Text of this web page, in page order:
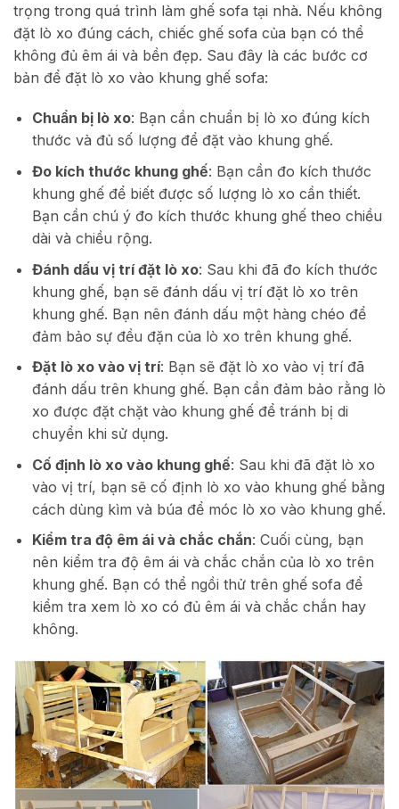
trọng trong quá trình làm ghế sofa tại nhà. Nếu không
đặt lò xo đúng cách, chiếc ghế sofa của bạn có thể
không đủ êm ái và bền đẹp. Sau đây là các bước cơ
bản để đặt lò xo vào khung ghế sofa:
Chuẩn bị lò xo: Bạn cần chuẩn bị lò xo đúng kích
thước và đủ số lượng để đặt vào khung ghế.
Đo kích thước khung ghế: Bạn cần đo kích thước
khung ghế để biết được số lượng lò xo cần thiết.
Bạn cần chú ý đo kích thước khung ghế theo chiều
dài và chiều rộng.
Đánh dấu vị trí đặt lò xo: Sau khi đã đo kích thước
khung ghế, bạn sẽ đánh dấu vị trí đặt lò xo trên
khung ghế. Bạn nên đánh dấu một hàng chéo để
đảm bảo sự đều đặn của lò xo trên khung ghế.
Đặt lò xo vào vị trí: Bạn sẽ đặt lò xo vào vị trí đã
đánh dấu trên khung ghế. Bạn cần đảm bảo rằng lò
xo được đặt chặt vào khung ghế để tránh bị di
chuyển khi sử dụng.
Cố định lò xo vào khung ghế: Sau khi đã đặt lò xo
vào vị trí, bạn sẽ cố định lò xo vào khung ghế bằng
cách dùng kìm và búa để móc lò xo vào khung ghế.
Kiểm tra độ êm ái và chắc chắn: Cuối cùng, bạn
nên kiểm tra độ êm ái và chắc chắn của lò xo trên
khung ghế. Bạn có thể ngồi thử trên ghế sofa để
kiểm tra xem lò xo có đủ êm ái và chắc chắn hay
không.